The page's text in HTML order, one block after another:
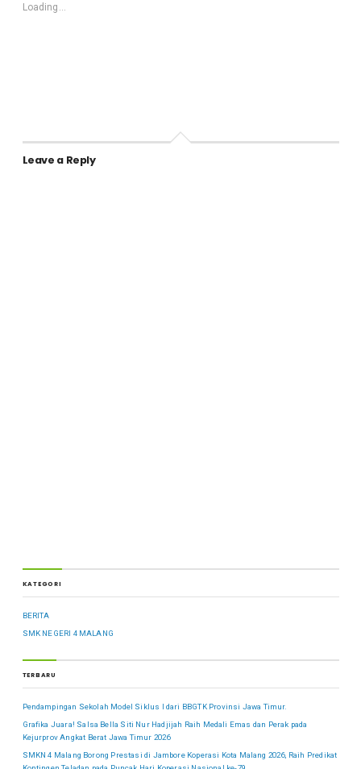
Loading...
Leave a Reply
KATEGORI
BERITA
SMK NEGERI 4 MALANG
TERBARU
Pendampingan Sekolah Model Siklus I dari BBGTK Provinsi Jawa Timur.
Grafika Juara! Salsa Bella Siti Nur Hadjijah Raih Medali Emas dan Perak pada
Kejurprov Angkat Berat Jawa Timur 2026
SMKN 4 Malang Borong Prestasi di Jambore Koperasi Kota Malang 2026, Raih Predikat